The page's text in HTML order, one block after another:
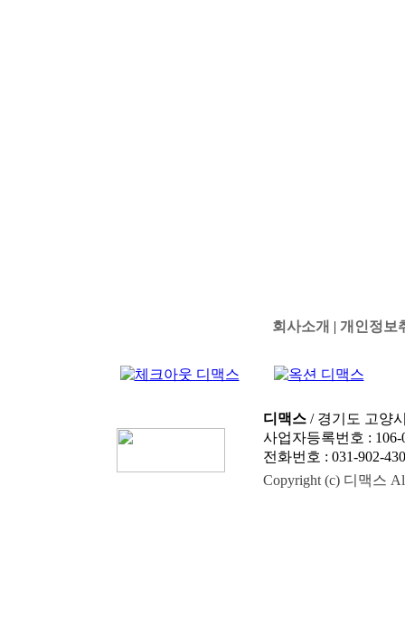
회사소개 | 개인정보
디맥스/ 경기도 고양
사업자등록번호 :
전화번호 : 031-902-
Copyright (c) 디맥스